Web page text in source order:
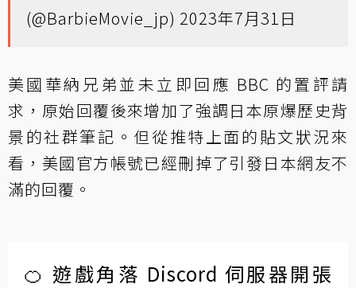
(@BarbieMovie_jp) 2023年7月31日
美國華納兄弟並未立即回應 BBC 的置評請
求，原始回覆後來增加了強調日本原爆歷史背
景的社群筆記。但從推特上面的貼文狀況來
看，美國官方帳號已經刪掉了引發日本網友不
滿的回覆。
🍊 遊戲角落 Discord 伺服器開張